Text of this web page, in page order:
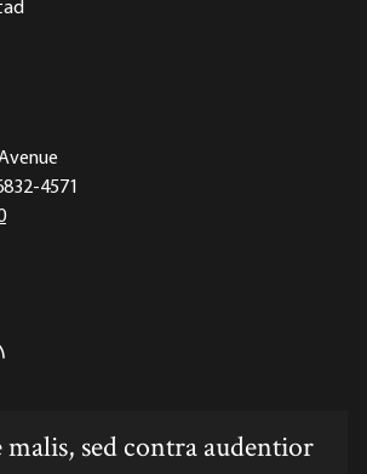
4571
RSS feed
malis, sed contra audentior